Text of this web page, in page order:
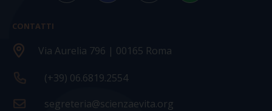
CONTATTI
Via Aurelia 796 | 00165 Roma
(+39) 06.6819.2554
segreteria@scienzaevita.org